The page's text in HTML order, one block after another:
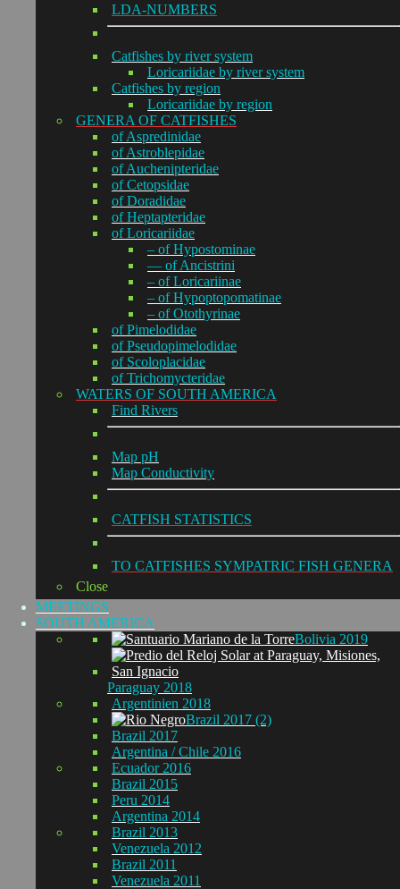
LDA-NUMBERS
Catfishes by river system
Loricariidae by river system
Catfishes by region
Loricariidae by region
GENERA OF CATFISHES
of Aspredinidae
of Astroblepidae
of Auchenipteridae
of Cetopsidae
of Doradidae
of Heptapteridae
of Loricariidae
– of Hypostominae
— of Ancistrini
– of Loricariinae
– of Hypoptopomatinae
– of Otothyrinae
of Pimelodidae
of Pseudopimelodidae
of Scoloplacidae
of Trichomycteridae
WATERS OF SOUTH AMERICA
Find Rivers
Map pH
Map Conductivity
CATFISH STATISTICS
TO CATFISHES SYMPATRIC FISH GENERA
Close
MEETINGS
SOUTH AMERICA
Bolivia 2019
Paraguay 2018
Argentinien 2018
Brazil 2017 (2)
Brazil 2017
Argentina / Chile 2016
Ecuador 2016
Brazil 2015
Peru 2014
Argentina 2014
Brazil 2013
Venezuela 2012
Brazil 2011
Venezuela 2011